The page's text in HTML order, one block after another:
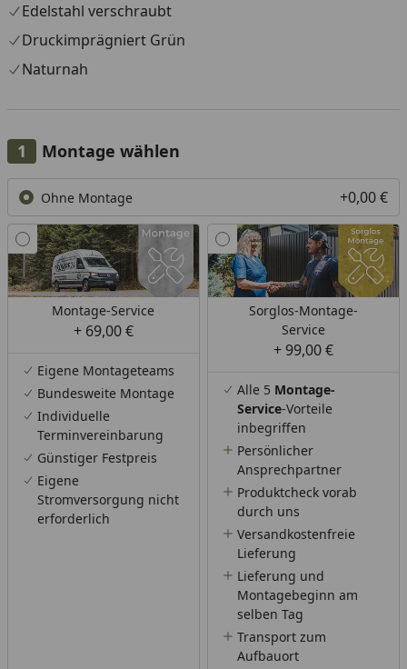
Edelstahl verschraubt
Druckimprägniert Grün
Naturnah
Montage wählen
Ohne Montage +0,00 €
Montage-Service
+ 69,00 €
Eigene Montageteams
Bundesweite Montage
Individuelle
Terminvereinbarung
Günstiger Festpreis
Eigene
Stromversorgung nicht
erforderlich
Sorglos-Montage-
Service
+ 99,00 €
Alle 5 Montage-
Service-Vorteile
inbegriffen
Persönlicher
Ansprechpartner
Produktcheck vorab
durch uns
Versandkostenfreie
Lieferung
Lieferung und
Montagebeginn am
selben Tag
Transport zum
Aufbauort